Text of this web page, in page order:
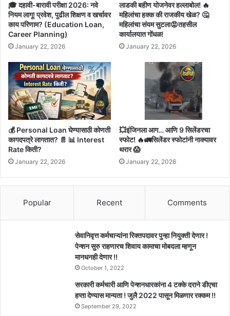
🎓 दहावी-बारावी परीक्षा 2026: नवे
नियम लागू! प्रवेश, पुढील शिक्षण व खर्चावर
काय परिणाम? (Education Loan,
Career Planning)
January 22, 2026
लाडकी बहीण योजनेवर हल्लाबोल! 🔥
महिलांचा हक्क की राजकीय खेळ? 🤔
महिलांचा संयम सुटला😡तहसील
कार्यालयात गोंधळ!
January 22, 2026
💰 Personal Loan घेण्यासाठी कोणती
कागदपत्रे लागतात? 📄 📊 Interest
Rate किती?
January 22, 2026
💥इंजिनला आग… आणि 9 सिलेंडरचा
स्फोट! 🔥🚛सिलेंडर स्फोटांनी नाक्यावर
थरार 😱
January 22, 2026
Popular Recent Comments
सेवानिवृत्त कर्मचाऱ्यांना रिक्तपदावर पुन्हा नियुक्ती देणार !
पेन्शन सुरु राहणारच शिवाय कामाचा मोबदला म्हणून
मानधनही देणार !!
October 1, 2022
सरकारी कर्मचारी आणि पेन्शनधारकांना 4 टक्के दराने डीएचा
हप्ता देण्यास मान्यता ! जुलै 2022 पासून मिळणार रक्कम !!
September 29, 2022